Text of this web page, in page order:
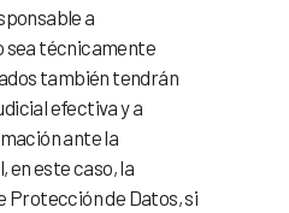
a
sea técnicamente
también tendrán
efectiva y a
ante la
en este caso, la
Protección de Datos, si